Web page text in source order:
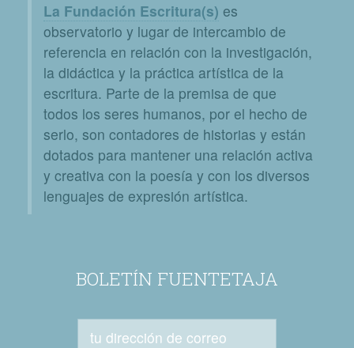
La Fundación Escritura(s) es
observatorio y lugar de intercambio de
referencia en relación con la investigación,
la didáctica y la práctica artística de la
escritura. Parte de la premisa de que
todos los seres humanos, por el hecho de
serlo, son contadores de historias y están
dotados para mantener una relación activa
y creativa con la poesía y con los diversos
lenguajes de expresión artística.
BOLETÍN FUENTETAJA